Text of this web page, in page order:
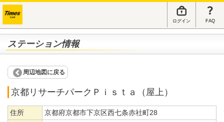
ログイン FAQ
ステーション情報
周辺地図に戻る
京都リサーチパークＰｉｓｔａ（屋上）
住所 京都府京都市下京区西七条赤社町28